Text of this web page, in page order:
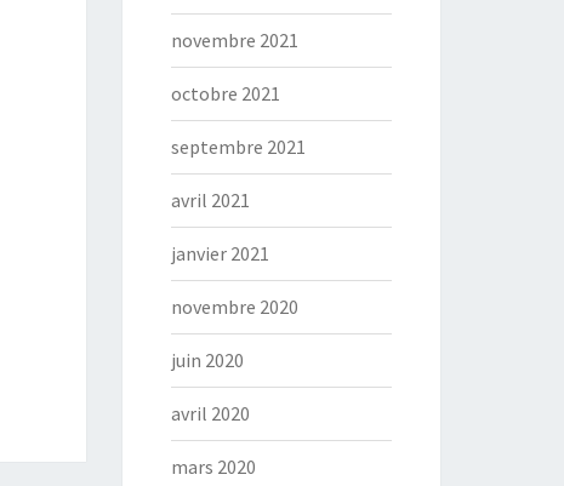
novembre 2021
octobre 2021
septembre 2021
avril 2021
janvier 2021
novembre 2020
juin 2020
avril 2020
mars 2020